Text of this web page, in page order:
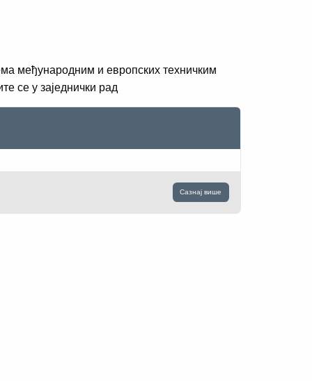
међународним и европских техничким
се у заједнички рад
Сазнај више